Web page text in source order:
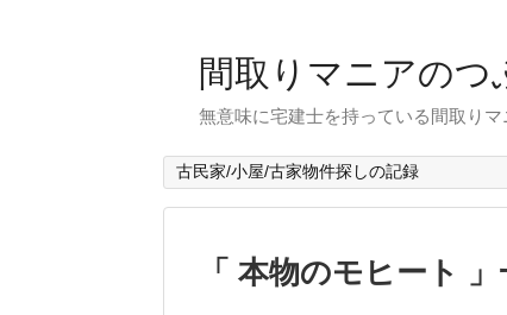
間取りマニアのつ
無意味に宅建士を持っている間取り
古民家/小屋/古家物件探しの記録
「 本物のモヒート